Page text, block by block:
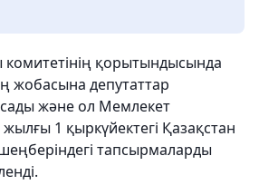
қорытындысында
жобасына депутаттар
және ол Мемлекет
1 қыркүйектегі Қазақстан
тапсырмаларды